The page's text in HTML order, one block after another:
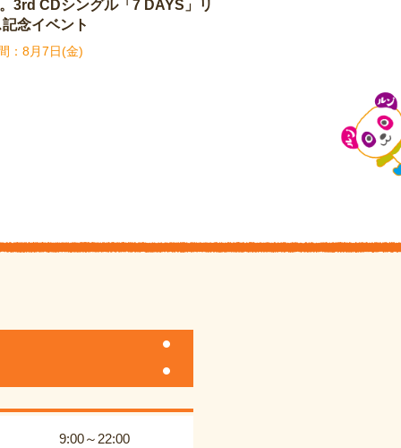
3rd CDシングル「7 DAYS」リ
念イベント
8月7日(金)
9:00～22:00